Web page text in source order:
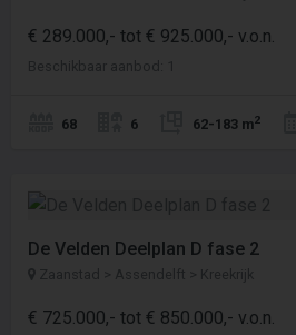
€ 289.000,- tot € 925.000,- v.o.n.
Beschikbaar aanbod: 1
68 6 62-183 m2
De Velden Deelplan D fase 2
Zaanstad > Assendelft > Kreekrijk
€ 725.000,- tot € 850.000,- v.o.n.